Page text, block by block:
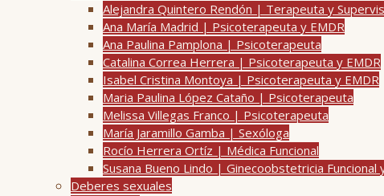
Alejandra Quintero Rendón | Terapeuta y
Ana María Madrid | Psicoterapeuta y EMDR
Ana Paulina Pamplona | Psicoterapeuta
Catalina Correa Herrera | Psicoterapeuta y EMDR
Isabel Cristina Montoya | Psicoterapeuta y EMDR
Maria Paulina López Cataño | Psicoterapeuta
Melissa Villegas Franco | Psicoterapeuta
María Jaramillo Gamba | Sexóloga
Rocío Herrera Ortíz | Médica Funcional
Susana Bueno Lindo | Ginecoobstetricia Funcional
Deberes sexuales